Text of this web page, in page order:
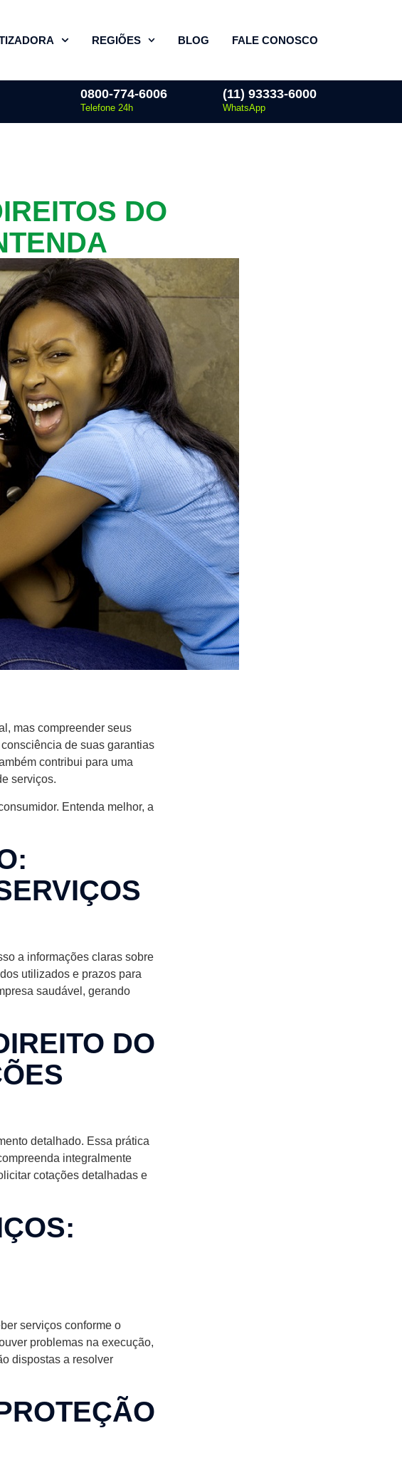
REGIÕES BLOG FALE CONOSCO
0800-774-6006
Telefone 24h
(11) 93333-6000
WhatsApp
DO
mas compreender seus
de suas garantias
contribui para uma
serviços.
Entenda melhor, a
a informações claras sobre
utilizados e prazos para
saudável, gerando
DO
detalhado. Essa prática
integralmente
cotações detalhadas e
serviços conforme o
problemas na execução,
dispostas a resolver